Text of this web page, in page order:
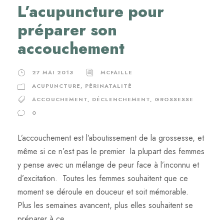
L’acupuncture pour
préparer son
accouchement
27 MAI 2013
MCFAILLE
ACUPUNCTURE, PÉRINATALITÉ
ACCOUCHEMENT, DÉCLENCHEMENT, GROSSESSE
0
L’accouchement est l’aboutissement de la grossesse, et
même si ce n’est pas le premier la plupart des femmes
y pense avec un mélange de peur face à l’inconnu et
d’excitation. Toutes les femmes souhaitent que ce
moment se déroule en douceur et soit mémorable.
Plus les semaines avancent, plus elles souhaitent se